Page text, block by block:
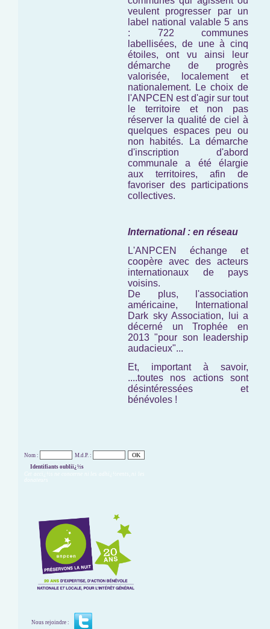
veulent progresser par un
label national valable 5 ans
: 722 communes
labellisées, de une à cinq
étoiles, ont vu ainsi leur
démarche de progrès
valorisée, localement et
nationalement. Le choix de
l'ANPCEN est d'agir sur tout
le territoire et non pas
réserver la qualité de ciel à
quelques espaces peu ou
non habités. La démarche
d'inscription d'abord
communale a été élargie
aux territoires, afin de
favoriser des participations
collectives.
International : en réseau
L'ANPCEN échange et
coopère avec des acteurs
internationaux de pays
voisins.
De plus, l'association
américaine,
International
Dark sky Association,
lui a
décerné un Trophée en
2013 "pour son leadership
audacieux"...
Et, important à savoir,
....toutes nos actions sont
désintéressées et
bénévoles !
Nom :
M.d.P. :
Identifiants oubliï¿½s
Nous rejoindre :